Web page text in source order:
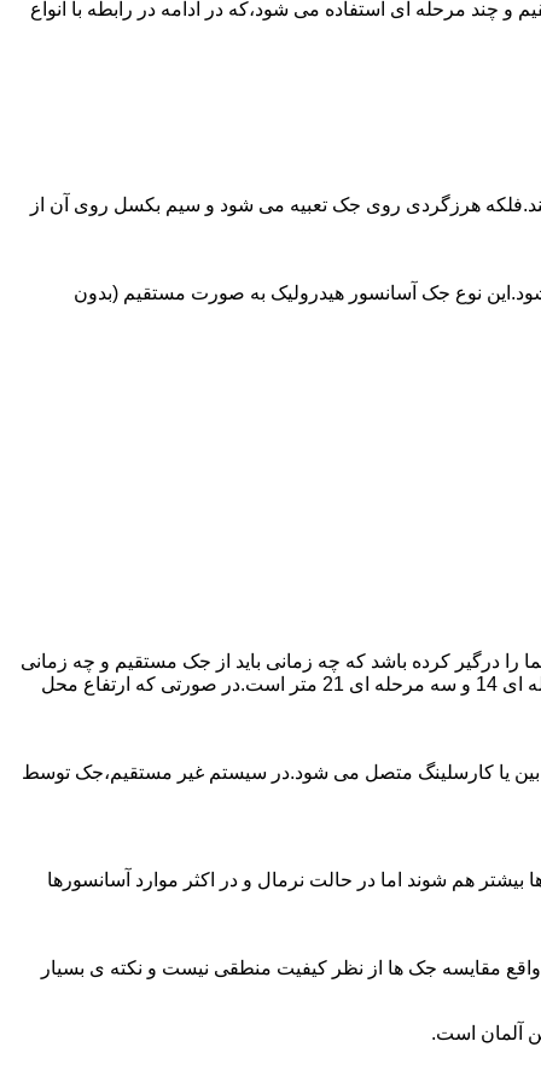
آسانسورهایی که ظرفیتشان بیش از 30 تن است از جک های غیرمستقیم و چند مرحله ای استفاده می شود،که در ادامه در رابطه با انواع
هرزگردی روی جک تعبیه می شود و سیم بکسل روی آن از
نوع جک آسانسور هیدرولیک به صورت مستقیم (بدون
درگیر کرده باشد که چه زمانی باید از جک مستقیم و چه زمانی
از جک غیرمستقیم استفاده کنیم؟ جک های مستقیم تا 21 متر را ساپورت می کنند و این مقدار در جک تلسکوپی تک مرحله ای 7 متر،دو مرحله ای 14 و سه مرحله ای 21 متر است.در صورتی که ارتفاع محل
یا کارسلینگ متصل می شود.در سیستم غیر مستقیم،جک توسط
هم شوند اما در حالت نرمال و در اکثر موارد آسانسورها
واقع مقایسه جک ها از نظر کیفیت منطقی نیست و نکته ی بسیار
آلمان است.